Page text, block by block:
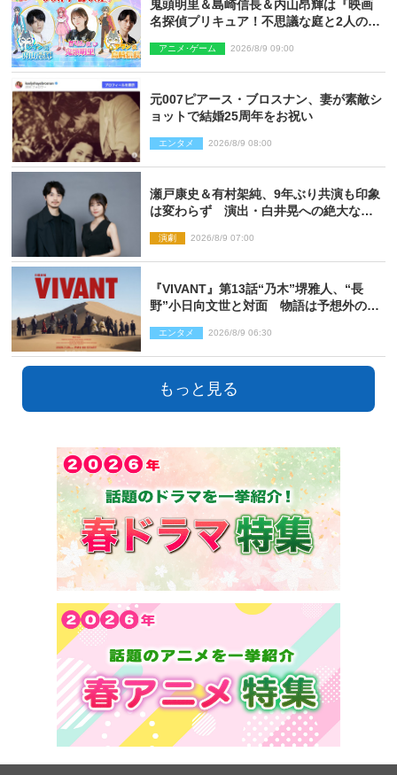
鬼頭明里＆島崎信長＆内山昂輝は『映画
名探偵プリキュア！不思議な庭と2人の秘
アニメ･ゲーム 2026/8/9 09:00
元007ピアース・ブロスナン、妻が素敵シ
ョットで結婚25周年をお祝い
エンタメ 2026/8/9 08:00
瀬戸康史＆有村架純、9年ぶり共演も印象
は変わらず 演出・白井晃への絶大なる
演劇 2026/8/9 07:00
『VIVANT』第13話“乃木”堺雅人、“長
野”小日向文世と対面 物語は予想外の展
エンタメ 2026/8/9 06:30
もっと見る